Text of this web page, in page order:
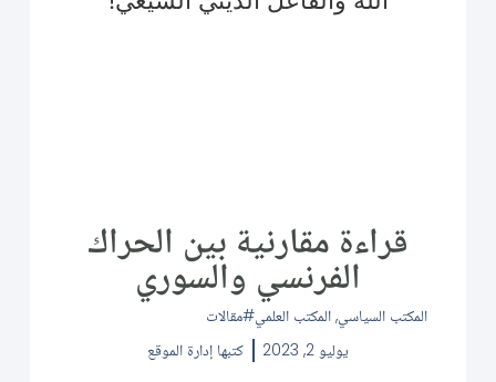
قراءة مقارنية بين الحراك
الفرنسي والسوري
المكتب السياسي, المكتب العلمي مقالات
يوليو 2, 2023
كتبها إدارة الموقع